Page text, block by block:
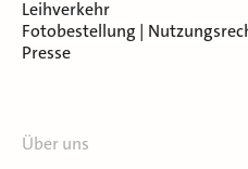
Leihverkehr
Fotobestellung |
Presse
Über uns